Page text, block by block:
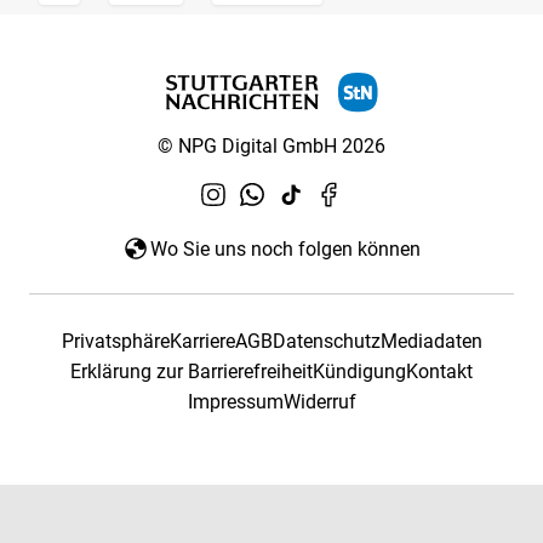
© NPG Digital GmbH 2026
Wo Sie uns noch folgen können
PrivatsphäreKarriereAGBDatenschutzMediadaten
Erklärung zur BarrierefreiheitKündigungKontakt
ImpressumWiderruf